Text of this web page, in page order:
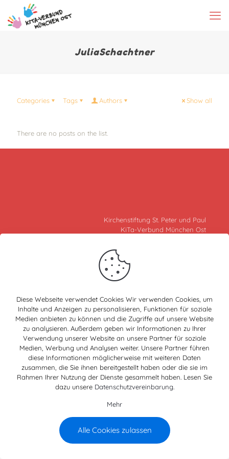
JuliaSchachtner
Categories Tags Authors Show all
There are no posts on the list.
Kirchenstiftung St. Peter und Paul
KiTa-Verbund München Ost
Impressum
Diese Webseite verwendet Cookies Wir verwenden Cookies, um
Inhalte und Anzeigen zu personalisieren, Funktionen für soziale
Medien anbieten zu können und die Zugriffe auf unsere Website
zu analysieren. Außerdem geben wir Informationen zu Ihrer
Verwendung unserer Website an unsere Partner für soziale
Medien, Werbung und Analysen weiter. Unsere Partner führen
diese Informationen möglicherweise mit weiteren Daten
zusammen, die Sie ihnen bereitgestellt haben oder die sie im
Rahmen Ihrer Nutzung der Dienste gesammelt haben. Lesen Sie
dazu unsere Datenschutzvereinbarung.
Mehr
Alle Cookies zulassen